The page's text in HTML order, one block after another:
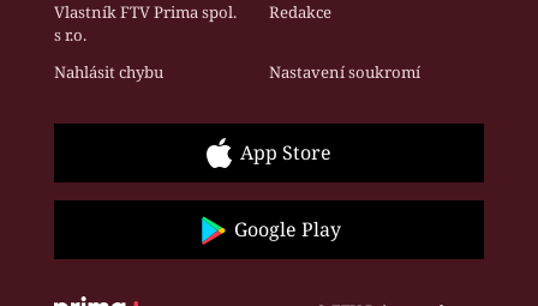
Vlastník FTV Prima spol.
s r.o.
Redakce
Nahlásit chybu Nastavení soukromí
App Store
Google Play